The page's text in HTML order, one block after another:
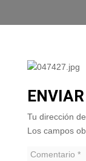
Tu dirección
Los campos